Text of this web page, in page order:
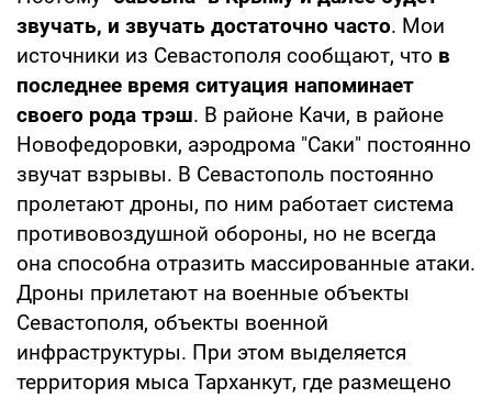
звучать, и звучать достаточно часто. Мои
источники из Севастополя сообщают, что в
последнее время ситуация напоминает
своего рода трэш. В районе Качи, в районе
Новофедоровки, аэродрома "Саки" постоянно
звучат взрывы. В Севастополь постоянно
пролетают дроны, по ним работает система
противовоздушной обороны, но не всегда
она способна отразить массированные атаки.
Дроны прилетают на военные объекты
Севастополя, объекты военной
инфраструктуры. При этом выделяется
территория мыса Тарханкут, где размещено